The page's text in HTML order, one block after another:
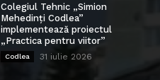
Colegiul Tehnic „Simion
Mehedinți Codlea”
implementează proiectul
„Practica pentru viitor”
Codlea 31 iulie 2026